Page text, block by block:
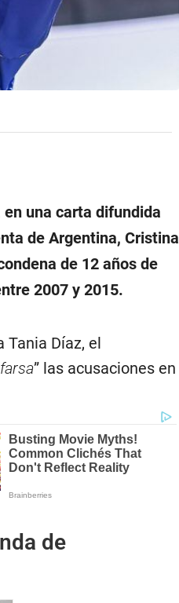
una carta difundida
de Argentina, Cristina
de 12 años de
2007 y 2015.
Tania Díaz, el
farsa” las acusaciones en
de